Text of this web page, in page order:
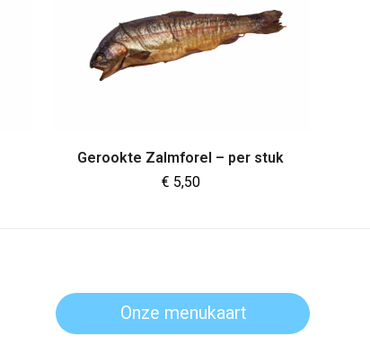
Gerookte Zalmforel – per stuk
€ 5,50
Onze menukaart